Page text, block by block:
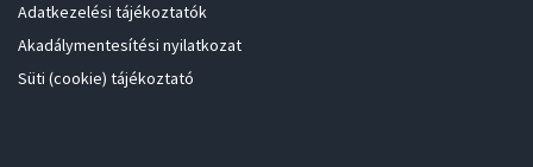
Adatkezelési tájékoztatók
Akadálymentesítési nyilatkozat
Süti (cookie) tájékoztató